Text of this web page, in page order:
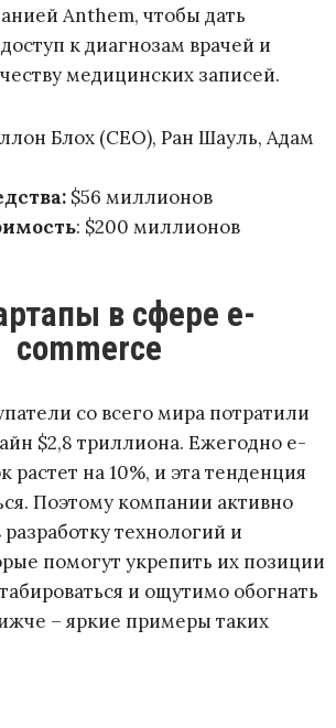
Anthem, чтобы дать
к диагнозам врачей и
медицинских записей.
Блох (CEO), Ран Шауль, Адам
$56 миллионов
: $200 миллионов
commerce
со всего мира потратили
$2,8 триллиона. Ежегодно е-
растет на 10%, и эта тенденция
Поэтому компании активно
технологий и
помогут укрепить их позиции
и ощутимо обогнать
– яркие примеры таких